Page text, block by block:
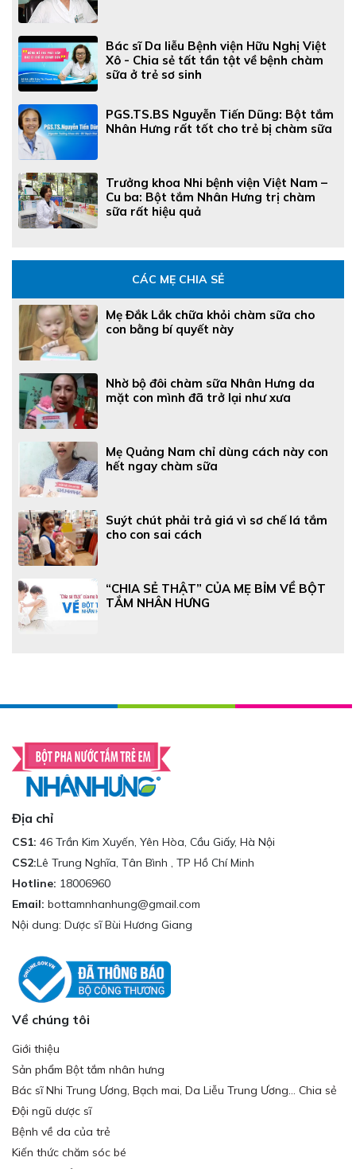
Bác sĩ Da liễu Bệnh viện Hữu Nghị Việt
Xô - Chia sẻ tất tần tật về bệnh chàm
sữa ở trẻ sơ sinh
PGS.TS.BS Nguyễn Tiến Dũng: Bột tắm
Nhân Hưng rất tốt cho trẻ bị chàm sữa
Trưởng khoa Nhi bệnh viện Việt Nam –
Cu ba: Bột tắm Nhân Hưng trị chàm
sữa rất hiệu quả
CÁC MẸ CHIA SẺ
Mẹ Đắk Lắk chữa khỏi chàm sữa cho
con bằng bí quyết này
Nhờ bộ đôi chàm sữa Nhân Hưng da
mặt con mình đã trở lại như xưa
Mẹ Quảng Nam chỉ dùng cách này con
hết ngay chàm sữa
Suýt chút phải trả giá vì sơ chế lá tắm
cho con sai cách
“CHIA SẺ THẬT” CỦA MẸ BỈM VỀ BỘT
TẮM NHÂN HƯNG
Địa chỉ
CS1: 46 Trần Kim Xuyến, Yên Hòa, Cầu Giấy, Hà Nội
CS2:Lê Trung Nghĩa, Tân Bình , TP Hồ Chí Minh
Hotline: 18006960
Email: bottamnhanhung@gmail.com
Nội dung: Dược sĩ Bùi Hương Giang
Về chúng tôi
Giới thiệu
Sản phẩm Bột tắm nhân hưng
Bác sĩ Nhi Trung Ương, Bạch mai, Da Liễu Trung Ương... Chia sẻ
Đội ngũ dược sĩ
Bệnh về da của trẻ
Kiến thức chăm sóc bé